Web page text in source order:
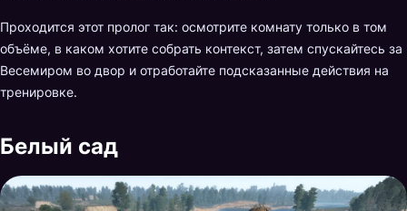
Проходится этот пролог так: осмотрите комнату только в том
объёме, в каком хотите собрать контекст, затем спускайтесь за
Весемиром во двор и отработайте подсказанные действия на
тренировке.
Белый сад